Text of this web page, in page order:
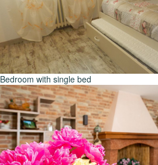
Bedroom with single bed